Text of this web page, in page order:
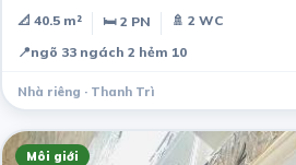
📐 40.5 m² 🛏 2 PN
🚿 2 WC
📍ngõ 33 ngách 2 hẻm 10
Nhà riêng · Thanh Trì
Môi giới